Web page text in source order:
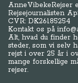
AnneVibekeRejser
Rejsejournalisten
CVR: DK26185254
Kontakt os på
Alt, hvad du finder
steder, som vi selv
rejst i over 25 år i
mange forskellige
rejser.